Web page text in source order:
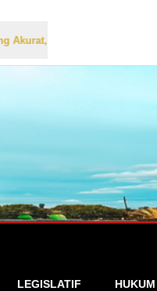
dan Terpercaya
LEGISLATIF